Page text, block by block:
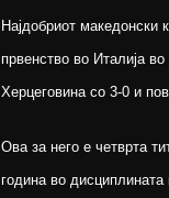
Најдобриот македонски
првенство во Италија
Херцеговина со 3-0 и
Ова за него е четврта
година во дисциплината